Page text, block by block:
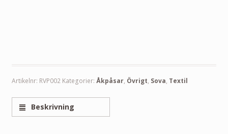
Artikelnr: RVP002 Kategorier: Åkpåsar, Övrigt, Sova, Textil
Beskrivning